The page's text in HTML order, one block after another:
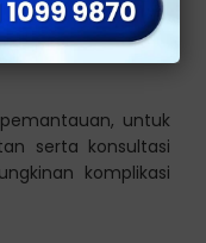
untuk
serta konsultasi
komplikasi